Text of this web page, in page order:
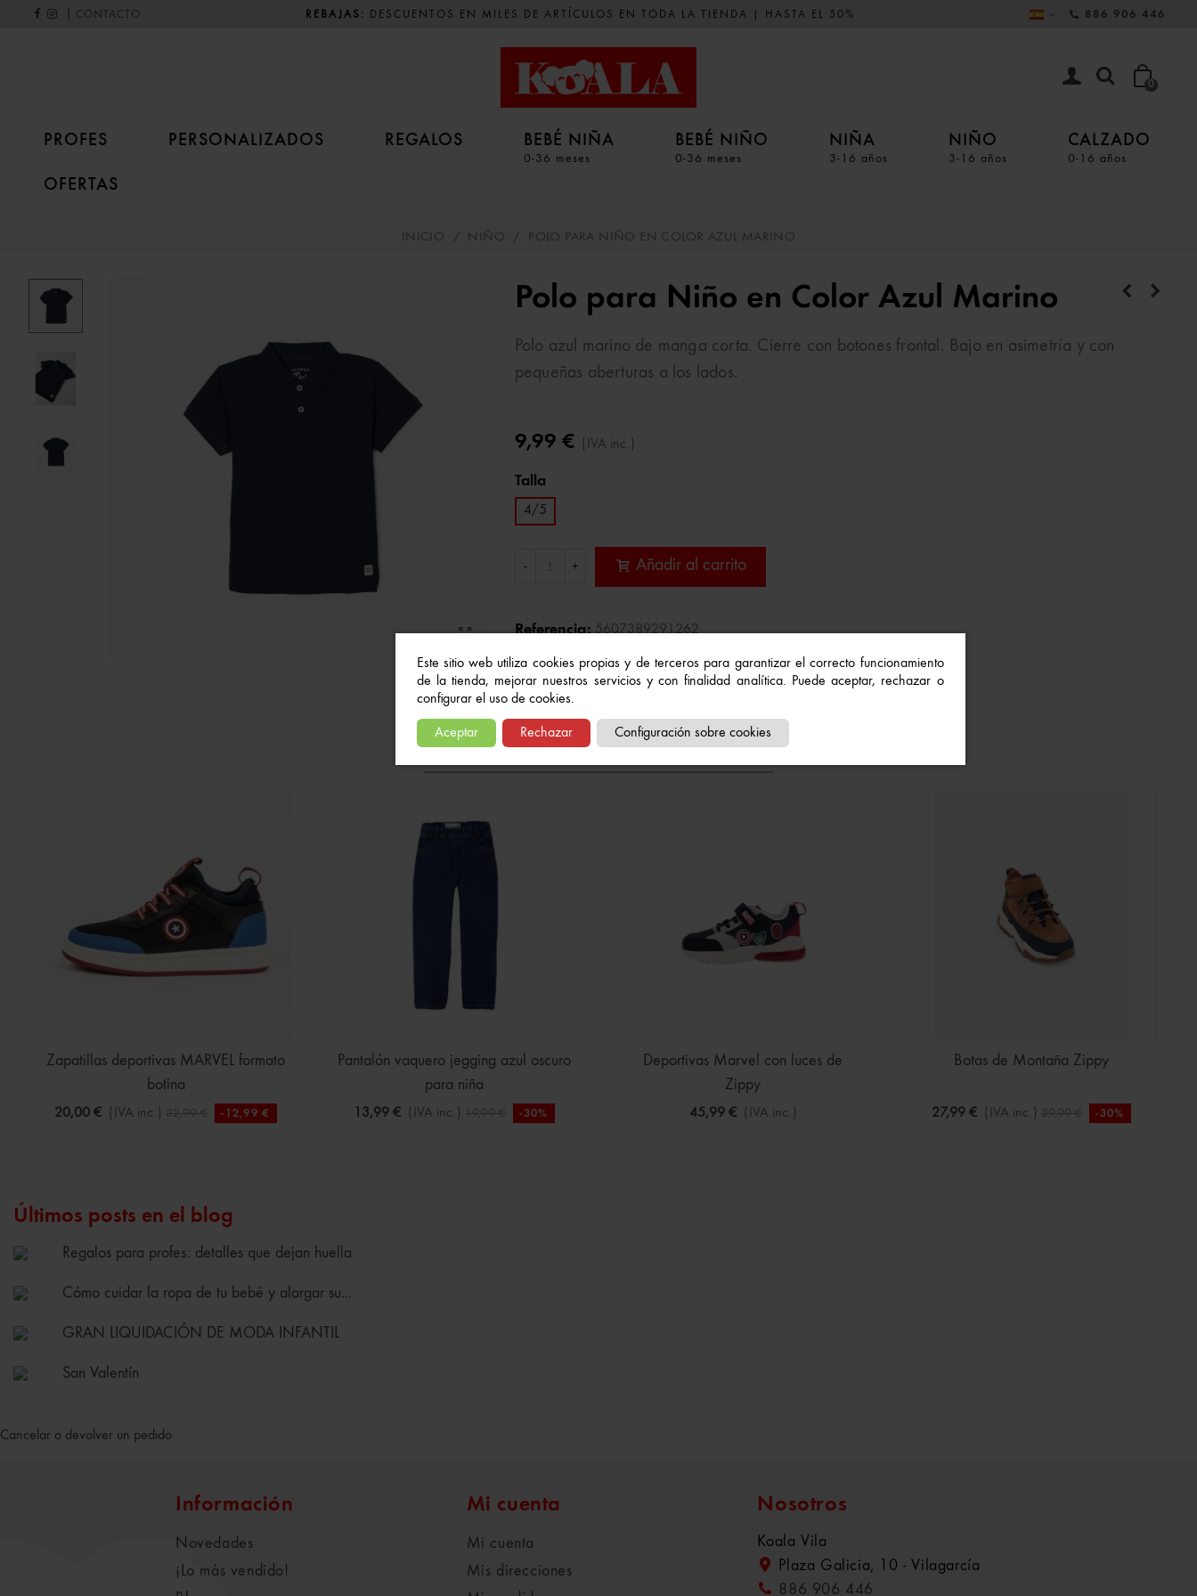
Este sitio web utiliza cookies propias y de terceros para garantizar el correcto funcionamiento
de la tienda, mejorar nuestros servicios y con finalidad analítica. Puede aceptar, rechazar o
configurar el uso de cookies.
Aceptar Rechazar Configuración sobre cookies
CONTACTO REBAJAS: DESCUENTOS EN MILES DE ARTÍCULOS EN TODA LA TIENDA | HASTA EL 50% 886 906 446
0
PROFES PERSONALIZADOS REGALOS BEBÉ NIÑA
0-36 meses
BEBÉ NIÑO
0-36 meses
NIÑA
3-16 años
NIÑO
3-16 años
CALZADO
0-16 años
OFERTAS
INICIO / NIÑO / POLO PARA NIÑO EN COLOR AZUL MARINO
Polo para Niño en Color Azul Marino
Polo azul marino de manga corta. Cierre con botones frontal. Bajo en asimetría y con
pequeñas aberturas a los lados.
9,99 € (IVA inc.)
Talla
4/5
- + Añadir al carrito
Referencia: 5607389291262
A Lista De Deseos
Quizás también te gusten...
Zapatillas deportivas MARVEL formato
botina
20,00 € (IVA inc.) 32,99 € -12,99 €
Pantalón vaquero jegging azul oscuro
para niña
13,99 € (IVA inc.) 19,99 € -30%
Deportivas Marvel con luces de
Zippy
45,99 € (IVA inc.)
Botas de Montaña Zippy
27,99 € (IVA inc.) 39,99 € -30%
Últimos posts en el blog
Regalos para profes: detalles que dejan huella
Cómo cuidar la ropa de tu bebé y alargar su...
GRAN LIQUIDACIÓN DE MODA INFANTIL
San Valentín
Cancelar o devolver un pedido
Información
Novedades
¡Lo más vendido!
Mi cuenta
Mi cuenta
Mis direcciones
Nosotros
Koala Vila
Plaza Galicia, 10 - Vilagarcía
886 906 446